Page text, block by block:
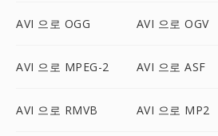
AVI 으로 OGG AVI 으로 OGV
AVI 으로 MPEG-2 AVI 으로 ASF
AVI 으로 RMVB AVI 으로 MP2